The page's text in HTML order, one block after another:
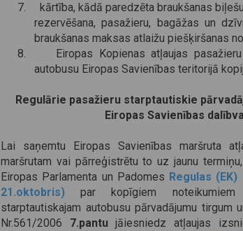
7. kārtība, kādā paredzēta braukšanas
rezervēšana, pasažieru, bagāžas un
braukšanas maksas atlaižu piešķiršanas
8. Eiropas Kopienas atļaujas pasažieru
autobusu Eiropas Savienības teritorijā
Regulārie pasažieru starptautiskie
Eiropas Savienības
Lai saņemtu Eiropas Savienības maršruta
maršrutam vai pārreģistrētu to uz jaunu
Eiropas Parlamenta un Padomes Regulas (EK)
21.oktobris) par kopīgiem
starptautiskajam autobusu pārvadājumu tirgum
Nr.561/2006 7.pantujāiesniedz atļaujas